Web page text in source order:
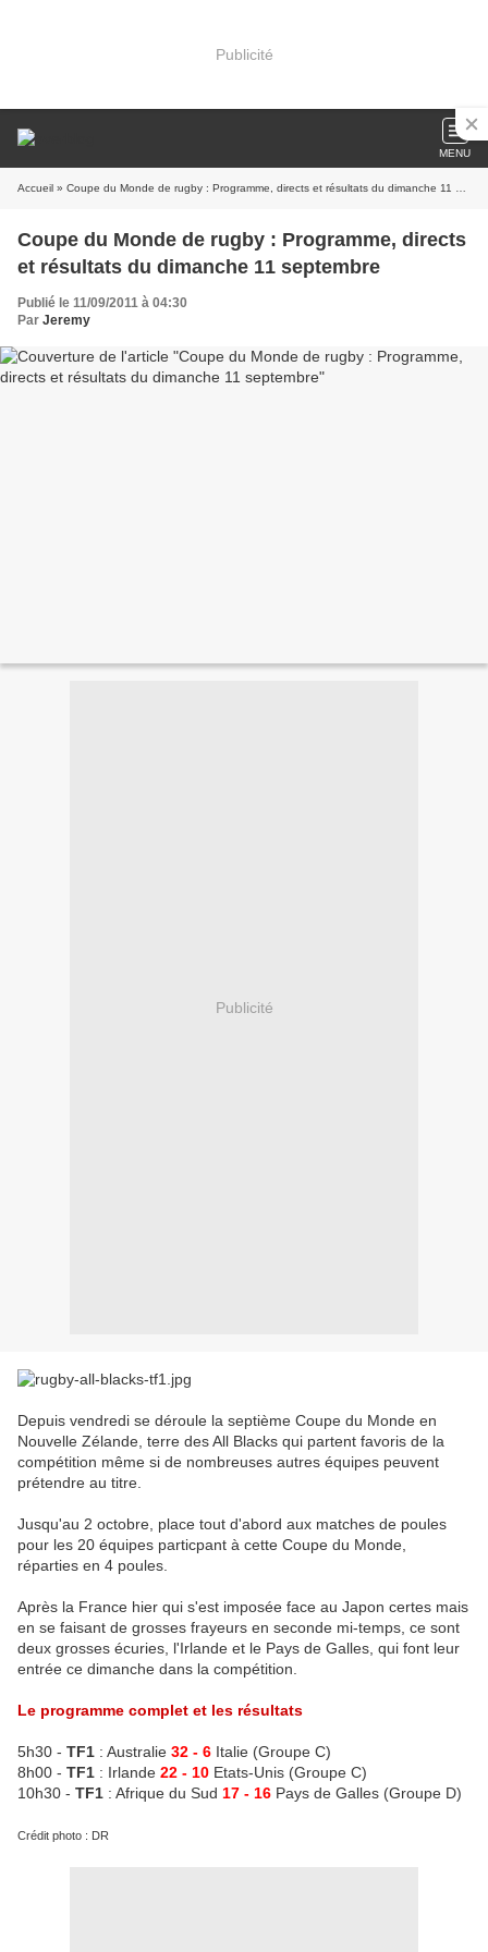
Publicité
MENU
Accueil » Coupe du Monde de rugby : Programme, directs et résultats du dimanche 11 septembre
Coupe du Monde de rugby : Programme, directs
et résultats du dimanche 11 septembre
Publié le 11/09/2011 à 04:30
Par Jeremy
Publicité
Depuis vendredi se déroule la septième Coupe du Monde en
Nouvelle Zélande, terre des All Blacks qui partent favoris de la
compétition même si de nombreuses autres équipes peuvent
prétendre au titre.
Jusqu'au 2 octobre, place tout d'abord aux matches de poules
pour les 20 équipes particpant à cette Coupe du Monde,
réparties en 4 poules.
Après la France hier qui s'est imposée face au Japon certes mais
en se faisant de grosses frayeurs en seconde mi-temps, ce sont
deux grosses écuries, l'Irlande et le Pays de Galles, qui font leur
entrée ce dimanche dans la compétition.
Le programme complet et les résultats
5h30 - TF1 : Australie 32 - 6 Italie (Groupe C)
8h00 - TF1 : Irlande 22 - 10 Etats-Unis (Groupe C)
10h30 - TF1 : Afrique du Sud 17 - 16 Pays de Galles (Groupe D)
Crédit photo : DR